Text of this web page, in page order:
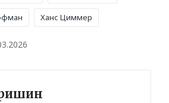
Ханс Циммер